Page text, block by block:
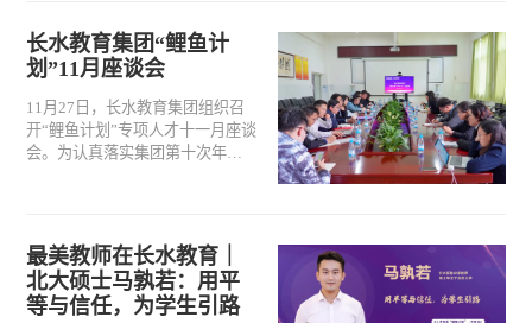
首位，持续推动建设在全国具有
创新性、引领性的一流人才队
伍。班主任作为学校、家庭、社
会联系的纽带和桥梁，是加强和
提升学生思想道德素养的核心力
量，是推动素质教育的主力军。
长水教育集团“鲤鱼计
划”11月座谈会
11月27日，长水教育集团组织召
开“鲤鱼计划”专项人才十一月座谈
会。为认真落实集团第十次年会
活人力资源效能，抓好“两支队伍”
建设，座谈会围绕“如何树立长水
实验中学品牌”“长水教育的特色化
发展路径”“职业教育及普职融通的
最美教师在长水教育｜
北大硕士马孰若：用平
等与信任，为学生引路